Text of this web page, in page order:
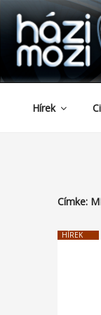
Tartalomhoz
Hírek
Címke:
HÍREK